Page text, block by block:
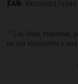
EAN: 8430000176542
* Las fotos, esquemas,
no son vinculantes y